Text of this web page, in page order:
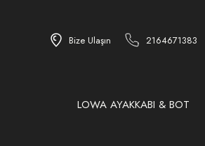
Bize Ulaşın 2164671383
LOWA AYAKKABI & BOT